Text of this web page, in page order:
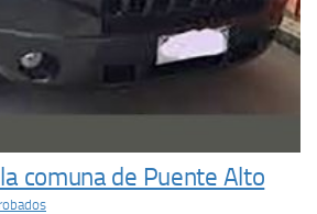
comuna de Puente Alto
robados